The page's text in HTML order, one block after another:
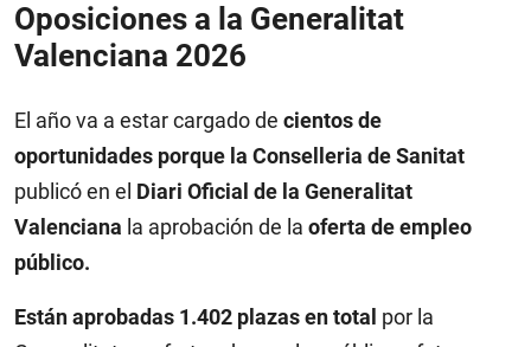
Oposiciones a la Generalitat
Valenciana 2026
El año va a estar cargado de cientos de
oportunidades porque la Conselleria de Sanitat
publicó en el Diari Oficial de la Generalitat
Valenciana la aprobación de la oferta de empleo
público.
Están aprobadas 1.402 plazas en total por la